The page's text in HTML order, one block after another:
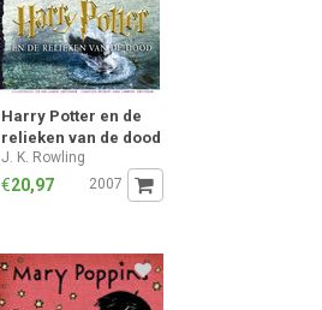
Harry Potter en de
relieken van de dood
J. K. Rowling
€20,97 2007